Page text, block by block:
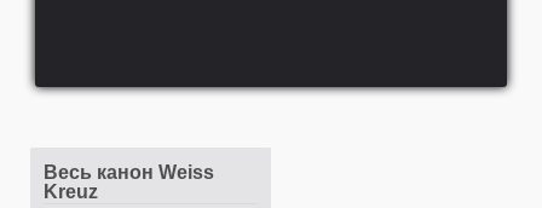
Весь канон Weiss
Kreuz